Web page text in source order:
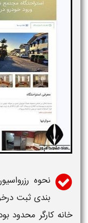
نحوه
بندی ثبت
خانه کارگر محدود